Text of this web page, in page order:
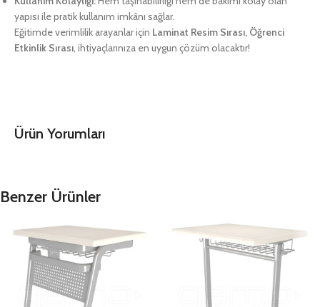
yapısı ile pratik kullanım imkânı sağlar.
Eğitimde verimlilik arayanlar için Laminat Resim Sırası, Öğrenci
Etkinlik Sırası, ihtiyaçlarınıza en uygun çözüm olacaktır!
Ürün Yorumları
Benzer Ürünler